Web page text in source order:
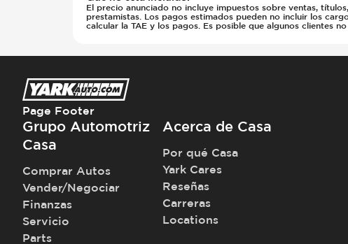
El precio anunciado no incluye impuestos sobre ventas,
prestamistas. Los pagos estimados pueden no incluir los
calcular la TAE y los pagos. Es posible que algunos clientes
Page Footer
Grupo Automotriz
Casa
Comprar Autos
Vender/Negociar
Finanzas
Servicio
Parts
Acerca de Casa
Por qué Casa
Yark Cares
Reseñas
Carreras
Locations